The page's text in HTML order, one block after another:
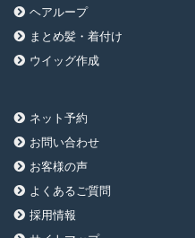
ヘアループ
まとめ髪・着付け
ウイッグ作成
ネット予約
お問い合わせ
お客様の声
よくあるご質問
採用情報